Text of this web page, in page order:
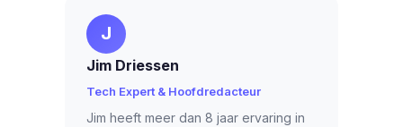
J
Jim Driessen
Tech Expert & Hoofdredacteur
Jim heeft meer dan 8 jaar ervaring in